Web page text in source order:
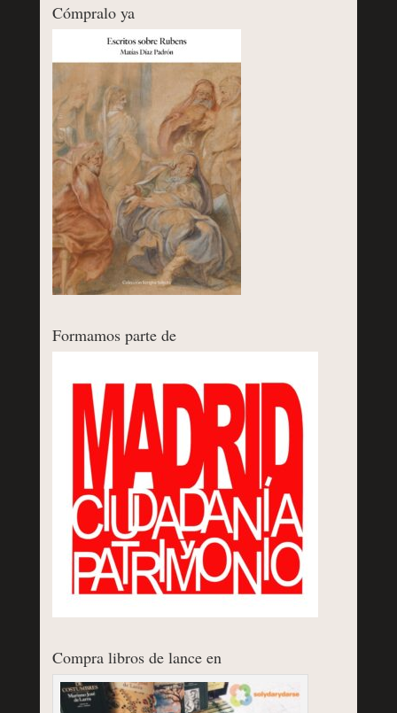
Cómpralo ya
Formamos parte de
Compra libros de lance en